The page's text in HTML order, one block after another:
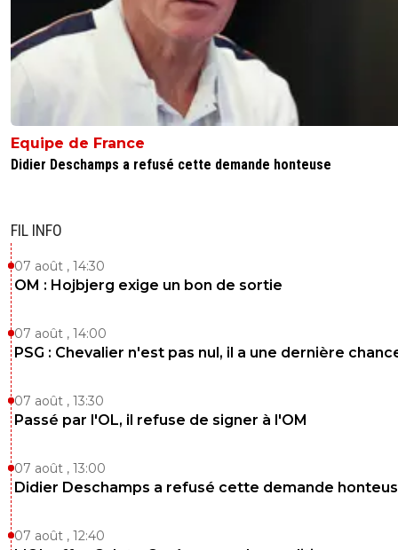
Equipe de France
Didier Deschamps a refusé cette demande honteuse
FIL INFO
07 août , 14:30
OM : Hojbjerg exige un bon de sortie
07 août , 14:00
PSG : Chevalier n'est pas nul, il a une dernière
07 août , 13:30
Passé par l'OL, il refuse de signer à l'OM
07 août , 13:00
Didier Deschamps a refusé cette demande
07 août , 12:40